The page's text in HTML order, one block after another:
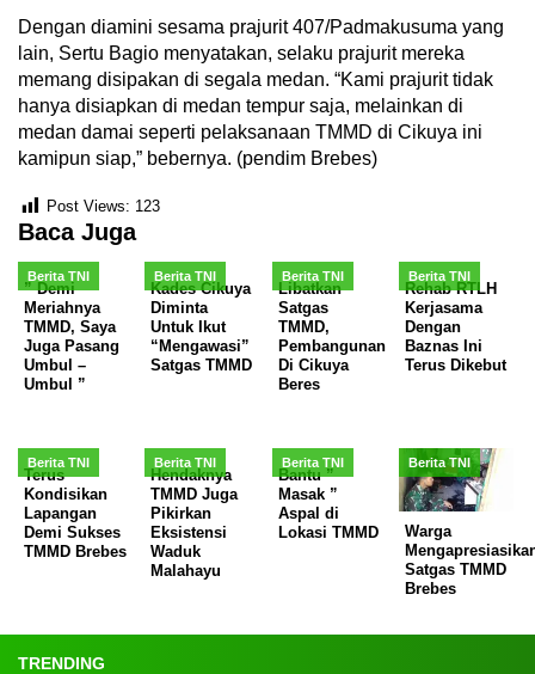
Dengan diamini sesama prajurit 407/Padmakusuma yang
lain, Sertu Bagio menyatakan, selaku prajurit mereka
memang disipakan di segala medan. “Kami prajurit tidak
hanya disiapkan di medan tempur saja, melainkan di
medan damai seperti pelaksanaan TMMD di Cikuya ini
kamipun siap,” bebernya. (pendim Brebes)
Post Views: 123
Baca Juga
Berita TNI
” Demi
Meriahnya
TMMD, Saya
Juga Pasang
Umbul –
Umbul ”
Berita TNI
Kades Cikuya
Diminta
Untuk Ikut
“Mengawasi”
Satgas TMMD
Berita TNI
Libatkan
Satgas
TMMD,
Pembangunan
Di Cikuya
Beres
Berita TNI
Rehab RTLH
Kerjasama
Dengan
Baznas Ini
Terus Dikebut
Berita TNI
Terus
Kondisikan
Lapangan
Demi Sukses
TMMD Brebes
Berita TNI
Hendaknya
TMMD Juga
Pikirkan
Eksistensi
Waduk
Malahayu
Berita TNI
Bantu ”
Masak ”
Aspal di
Lokasi TMMD
Berita TNI
Warga
Satgas TMMD
Brebes
TRENDING